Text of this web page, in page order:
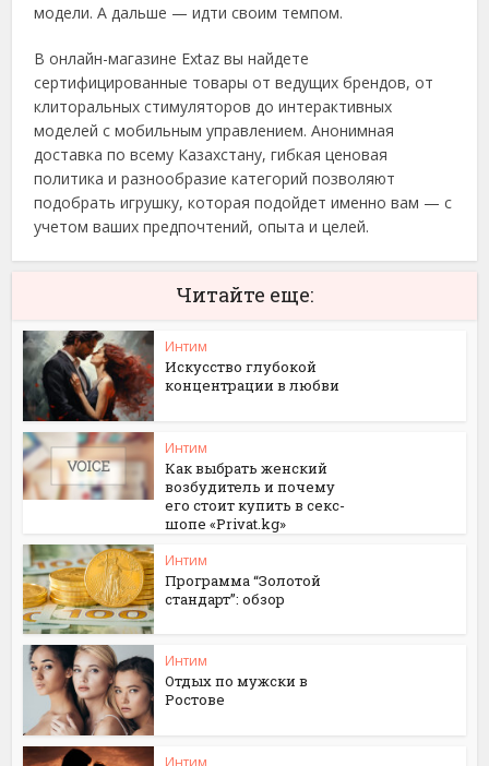
модели. А дальше — идти своим темпом.
В онлайн-магазине Extaz вы найдете
сертифицированные товары от ведущих брендов, от
клиторальных стимуляторов до интерактивных
моделей с мобильным управлением. Анонимная
доставка по всему Казахстану, гибкая ценовая
политика и разнообразие категорий позволяют
подобрать игрушку, которая подойдет именно вам — с
учетом ваших предпочтений, опыта и целей.
Читайте еще:
Интим
Искусство глубокой
концентрации в любви
Интим
Как выбрать женский
возбудитель и почему
его стоит купить в секс-
шопе «Privat.kg»
Интим
Программа “Золотой
стандарт”: обзор
Интим
Отдых по мужски в
Ростове